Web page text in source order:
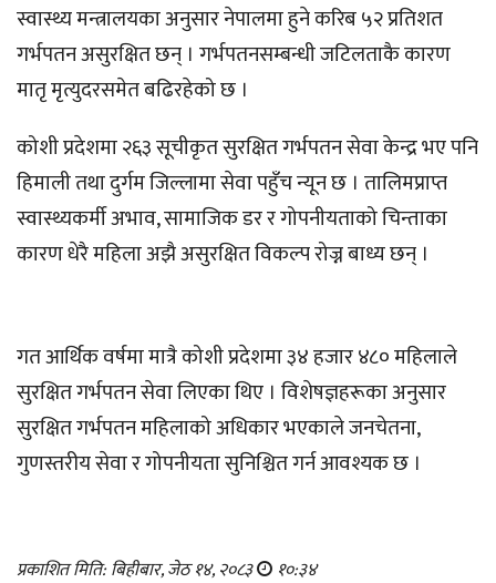
स्वास्थ्य मन्त्रालयका अनुसार नेपालमा हुने करिब ५२ प्रतिशत
गर्भपतन असुरक्षित छन् । गर्भपतनसम्बन्धी जटिलताकै कारण
मातृ मृत्युदरसमेत बढिरहेको छ ।
कोशी प्रदेशमा २६३ सूचीकृत सुरक्षित गर्भपतन सेवा केन्द्र भए पनि
हिमाली तथा दुर्गम जिल्लामा सेवा पहुँच न्यून छ । तालिमप्राप्त
स्वास्थ्यकर्मी अभाव, सामाजिक डर र गोपनीयताको चिन्ताका
कारण धेरै महिला अझै असुरक्षित विकल्प रोज्न बाध्य छन् ।
गत आर्थिक वर्षमा मात्रै कोशी प्रदेशमा ३४ हजार ४८० महिलाले
सुरक्षित गर्भपतन सेवा लिएका थिए । विशेषज्ञहरूका अनुसार
सुरक्षित गर्भपतन महिलाको अधिकार भएकाले जनचेतना,
गुणस्तरीय सेवा र गोपनीयता सुनिश्चित गर्न आवश्यक छ ।
प्रकाशित मिति: बिहीबार, जेठ १४, २०८३ १०:३४